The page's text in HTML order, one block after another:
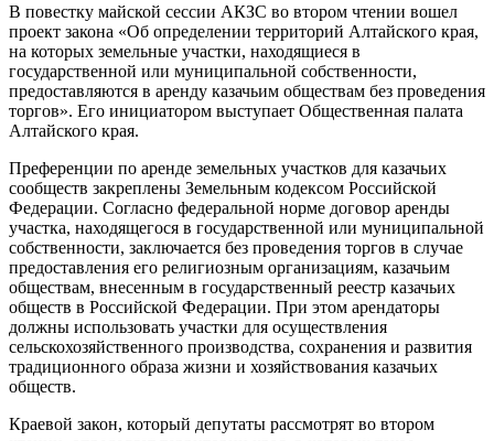
В повестку майской сессии АКЗС во втором чтении вошел
проект закона «Об определении территорий Алтайского края,
на которых земельные участки, находящиеся в
государственной или муниципальной собственности,
предоставляются в аренду казачьим обществам без проведения
торгов». Его инициатором выступает Общественная палата
Алтайского края.
Преференции по аренде земельных участков для казачьих
сообществ закреплены Земельным кодексом Российской
Федерации. Согласно федеральной норме договор аренды
участка, находящегося в государственной или муниципальной
собственности, заключается без проведения торгов в случае
предоставления его религиозным организациям, казачьим
обществам, внесенным в государственный реестр казачьих
обществ в Российской Федерации. При этом арендаторы
должны использовать участки для осуществления
сельскохозяйственного производства, сохранения и развития
традиционного образа жизни и хозяйствования казачьих
обществ.
Краевой закон, который депутаты рассмотрят во втором